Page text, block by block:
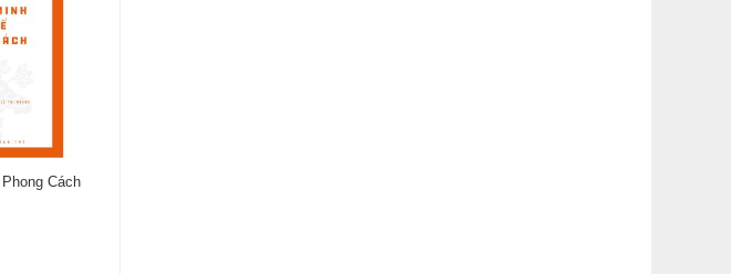
Cách